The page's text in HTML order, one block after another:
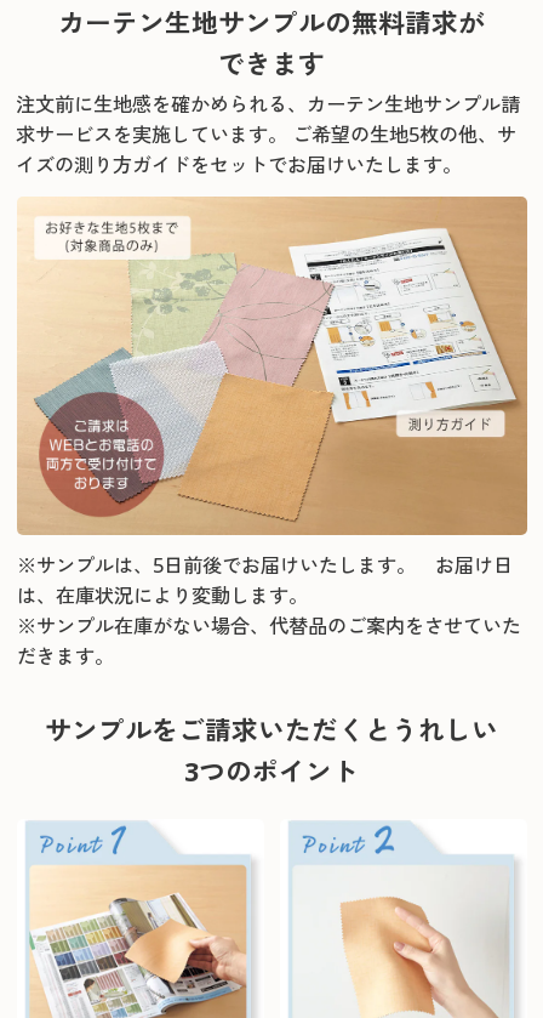
カーテン生地サンプルの無料請求が
できます
注文前に生地感を確かめられる、カーテン生地サンプル請
求サービスを実施しています。
ご希望の生地5枚の他、サ
イズの測り方ガイドをセットでお届けいたします。
※サンプルは、5日前後でお届けいたします。 お届け日
は、在庫状況により変動します。
※サンプル在庫がない場合、代替品のご案内をさせていた
だきます。
サンプルをご請求いただくとうれしい
3つのポイント